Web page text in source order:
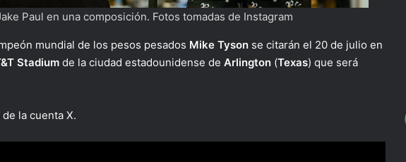
Paul en una composición. Fotos tomadas de Instagram
mundial de los pesos pesados Mike Tyson se citarán el 20 de julio en
Stadium de la ciudad estadounidense de Arlington (Texas) que será
la cuenta X.